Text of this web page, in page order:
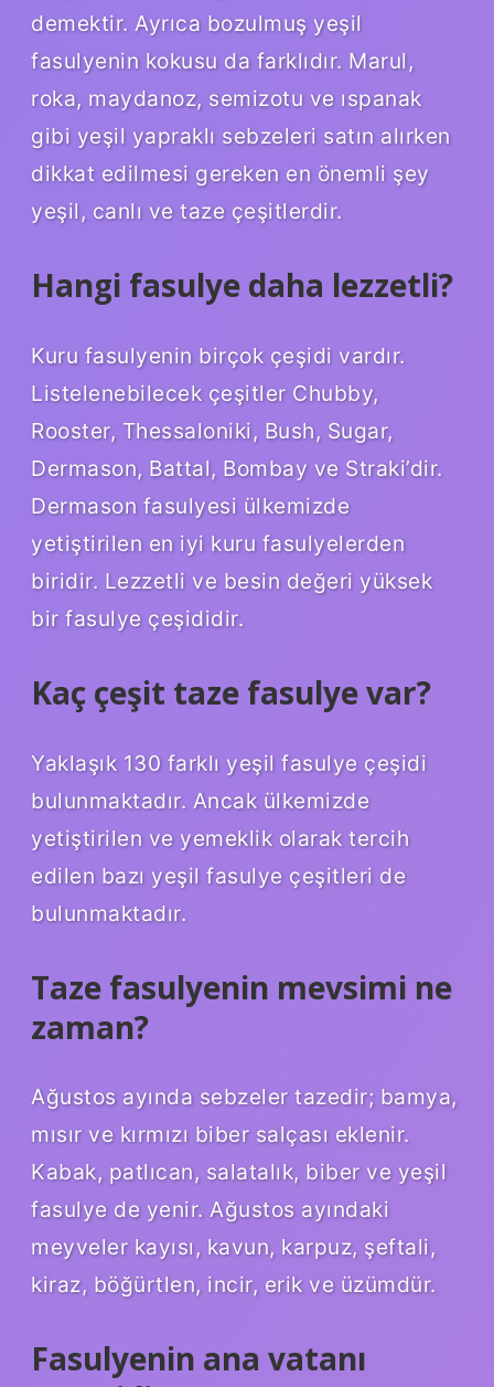
demektir. Ayrıca bozulmuş yeşil
fasulyenin kokusu da farklıdır. Marul,
roka, maydanoz, semizotu ve ıspanak
gibi yeşil yapraklı sebzeleri satın alırken
dikkat edilmesi gereken en önemli şey
yeşil, canlı ve taze çeşitlerdir.
Hangi fasulye daha lezzetli?
Kuru fasulyenin birçok çeşidi vardır.
Listelenebilecek çeşitler Chubby,
Rooster, Thessaloniki, Bush, Sugar,
Dermason, Battal, Bombay ve Straki’dir.
Dermason fasulyesi ülkemizde
yetiştirilen en iyi kuru fasulyelerden
biridir. Lezzetli ve besin değeri yüksek
bir fasulye çeşididir.
Kaç çeşit taze fasulye var?
Yaklaşık 130 farklı yeşil fasulye çeşidi
bulunmaktadır. Ancak ülkemizde
yetiştirilen ve yemeklik olarak tercih
edilen bazı yeşil fasulye çeşitleri de
bulunmaktadır.
Taze fasulyenin mevsimi ne
zaman?
Ağustos ayında sebzeler tazedir; bamya,
mısır ve kırmızı biber salçası eklenir.
Kabak, patlıcan, salatalık, biber ve yeşil
fasulye de yenir. Ağustos ayındaki
meyveler kayısı, kavun, karpuz, şeftali,
kiraz, böğürtlen, incir, erik ve üzümdür.
Fasulyenin ana vatanı